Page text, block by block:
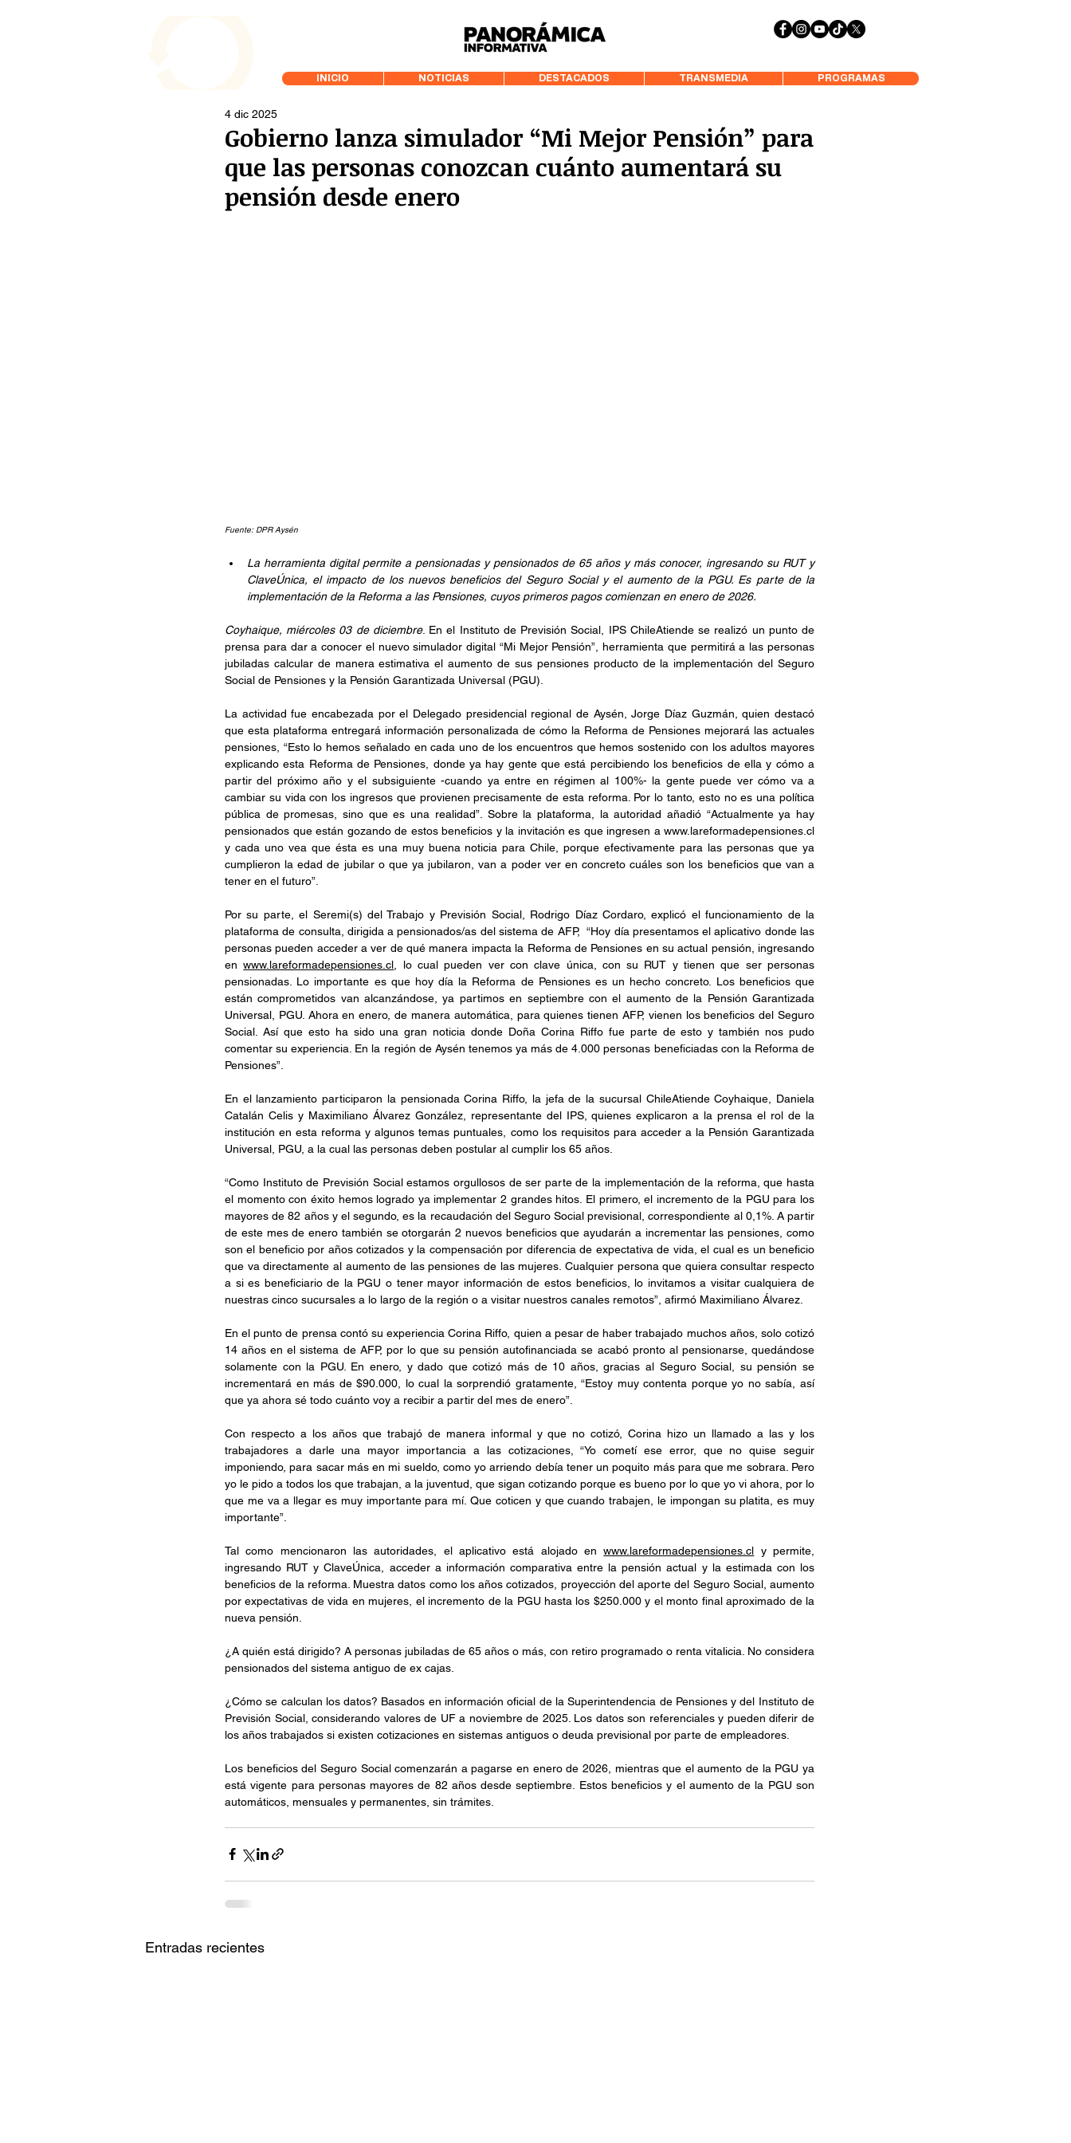
INICIO NOTICIAS DESTACADOS TRANSMEDIA PROGRAMAS
Gobierno lanza simulador “Mi Mejor Pensión” para
que las personas conozcan cuánto aumentará su
pensión desde enero
4 dic 2025
Fuente: DPR Aysén
La herramienta digital permite a pensionadas y pensionados de 65 años y más conocer, ingresando su RUT y
ClaveÚnica, el impacto de los nuevos beneficios del Seguro Social y el aumento de la PGU. Es parte de la
implementación de la Reforma a las Pensiones, cuyos primeros pagos comienzan en enero de 2026.
Coyhaique, miércoles 03 de diciembre. En el Instituto de Previsión Social, IPS ChileAtiende se realizó un punto de
prensa para dar a conocer el nuevo simulador digital “Mi Mejor Pensión”, herramienta que permitirá a las personas
jubiladas calcular de manera estimativa el aumento de sus pensiones producto de la implementación del Seguro
Social de Pensiones y la Pensión Garantizada Universal (PGU).
La actividad fue encabezada por el Delegado presidencial regional de Aysén, Jorge Díaz Guzmán, quien destacó
que esta plataforma entregará información personalizada de cómo la Reforma de Pensiones mejorará las actuales
pensiones, “Esto lo hemos señalado en cada uno de los encuentros que hemos sostenido con los adultos mayores
explicando esta Reforma de Pensiones, donde ya hay gente que está percibiendo los beneficios de ella y cómo a
partir del próximo año y el subsiguiente -cuando ya entre en régimen al 100%- la gente puede ver cómo va a
cambiar su vida con los ingresos que provienen precisamente de esta reforma. Por lo tanto, esto no es una política
pública de promesas, sino que es una realidad”. Sobre la plataforma, la autoridad añadió “Actualmente ya hay
pensionados que están gozando de estos beneficios y la invitación es que ingresen a www.lareformadepensiones.cl
y cada uno vea que ésta es una muy buena noticia para Chile, porque efectivamente para las personas que ya
cumplieron la edad de jubilar o que ya jubilaron, van a poder ver en concreto cuáles son los beneficios que van a
tener en el futuro”.
Por su parte, el Seremi(s) del Trabajo y Previsión Social, Rodrigo Díaz Cordaro, explicó el funcionamiento de la
plataforma de consulta, dirigida a pensionados/as del sistema de AFP,  “Hoy día presentamos el aplicativo donde las
personas pueden acceder a ver de qué manera impacta la Reforma de Pensiones en su actual pensión, ingresando
en www.lareformadepensiones.cl , lo cual pueden ver con clave única, con su RUT y tienen que ser personas
pensionadas. Lo importante es que hoy día la Reforma de Pensiones es un hecho concreto. Los beneficios que
están comprometidos van alcanzándose, ya partimos en septiembre con el aumento de la Pensión Garantizada
Universal, PGU. Ahora en enero, de manera automática, para quienes tienen AFP, vienen los beneficios del Seguro
Social. Así que esto ha sido una gran noticia donde Doña Corina Riffo fue parte de esto y también nos pudo
comentar su experiencia. En la región de Aysén tenemos ya más de 4.000 personas beneficiadas con la Reforma de
Pensiones”.
En el lanzamiento participaron la pensionada Corina Riffo, la jefa de la sucursal ChileAtiende Coyhaique, Daniela
Catalán Celis y Maximiliano Álvarez González, representante del IPS, quienes explicaron a la prensa el rol de la
institución en esta reforma y algunos temas puntuales, como los requisitos para acceder a la Pensión Garantizada
Universal, PGU, a la cual las personas deben postular al cumplir los 65 años.
“Como Instituto de Previsión Social estamos orgullosos de ser parte de la implementación de la reforma, que hasta
el momento con éxito hemos logrado ya implementar 2 grandes hitos. El primero, el incremento de la PGU para los
mayores de 82 años y el segundo, es la recaudación del Seguro Social previsional, correspondiente al 0,1%. A partir
de este mes de enero también se otorgarán 2 nuevos beneficios que ayudarán a incrementar las pensiones, como
son el beneficio por años cotizados y la compensación por diferencia de expectativa de vida, el cual es un beneficio
que va directamente al aumento de las pensiones de las mujeres. Cualquier persona que quiera consultar respecto
a si es beneficiario de la PGU o tener mayor información de estos beneficios, lo invitamos a visitar cualquiera de
nuestras cinco sucursales a lo largo de la región o a visitar nuestros canales remotos”, afirmó Maximiliano Álvarez.
En el punto de prensa contó su experiencia Corina Riffo, quien a pesar de haber trabajado muchos años, solo cotizó
14 años en el sistema de AFP, por lo que su pensión autofinanciada se acabó pronto al pensionarse, quedándose
solamente con la PGU. En enero, y dado que cotizó más de 10 años, gracias al Seguro Social, su pensión se
incrementará en más de $90.000, lo cual la sorprendió gratamente, “Estoy muy contenta porque yo no sabía, así
que ya ahora sé todo cuánto voy a recibir a partir del mes de enero”.
Con respecto a los años que trabajó de manera informal y que no cotizó, Corina hizo un llamado a las y los
trabajadores a darle una mayor importancia a las cotizaciones, “Yo cometí ese error, que no quise seguir
imponiendo, para sacar más en mi sueldo, como yo arriendo debía tener un poquito más para que me sobrara. Pero
yo le pido a todos los que trabajan, a la juventud, que sigan cotizando porque es bueno por lo que yo vi ahora, por lo
que me va a llegar es muy importante para mí. Que coticen y que cuando trabajen, le impongan su platita, es muy
importante”.
Tal como mencionaron las autoridades, el aplicativo está alojado en www.lareformadepensiones.cl y permite,
ingresando RUT y ClaveÚnica, acceder a información comparativa entre la pensión actual y la estimada con los
beneficios de la reforma. Muestra datos como los años cotizados, proyección del aporte del Seguro Social, aumento
por expectativas de vida en mujeres, el incremento de la PGU hasta los $250.000 y el monto final aproximado de la
nueva pensión.
¿A quién está dirigido? A personas jubiladas de 65 años o más, con retiro programado o renta vitalicia. No considera
pensionados del sistema antiguo de ex cajas.
¿Cómo se calculan los datos? Basados en información oficial de la Superintendencia de Pensiones y del Instituto de
Previsión Social, considerando valores de UF a noviembre de 2025. Los datos son referenciales y pueden diferir de
los años trabajados si existen cotizaciones en sistemas antiguos o deuda previsional por parte de empleadores.
Los beneficios del Seguro Social comenzarán a pagarse en enero de 2026, mientras que el aumento de la PGU ya
está vigente para personas mayores de 82 años desde septiembre. Estos beneficios y el aumento de la PGU son
automáticos, mensuales y permanentes, sin trámites.
Entradas recientes